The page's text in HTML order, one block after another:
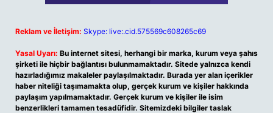
Reklam ve İletişim: Skype: live:.cid.575569c608265c69
Yasal Uyarı: Bu internet sitesi, herhangi bir marka, kurum veya şahıs
şirketi ile hiçbir bağlantısı bulunmamaktadır. Sitede yalnızca kendi
hazırladığımız makaleler paylaşılmaktadır. Burada yer alan içerikler
haber niteliği taşımamakta olup, gerçek kurum ve kişiler hakkında
paylaşım yapılmamaktadır. Gerçek kurum ve kişiler ile isim
benzerlikleri tamamen tesadüfidir. Sitemizdeki bilgiler taslak